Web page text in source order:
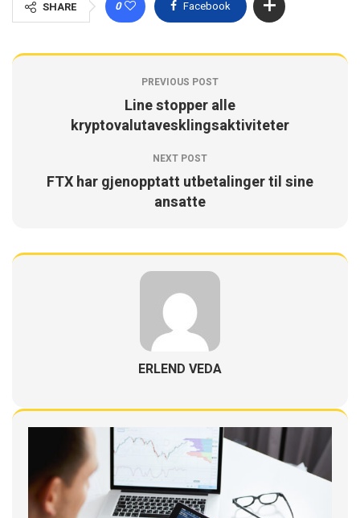
SHARE 0 Facebook
PREVIOUS POST
Line stopper alle
kryptovalutavesklingsaktiviteter
NEXT POST
FTX har gjenopptatt utbetalinger til sine
ansatte
ERLEND VEDA